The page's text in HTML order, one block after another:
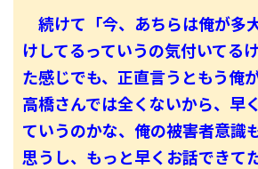
続けて「今、あちらは俺が多
けしてるっていうの気付いてる
た感じでも、正直言うともう俺
高橋さんでは全くないから、早
ていうのかな、俺の被害者意識
思うし、もっと早くお話できて